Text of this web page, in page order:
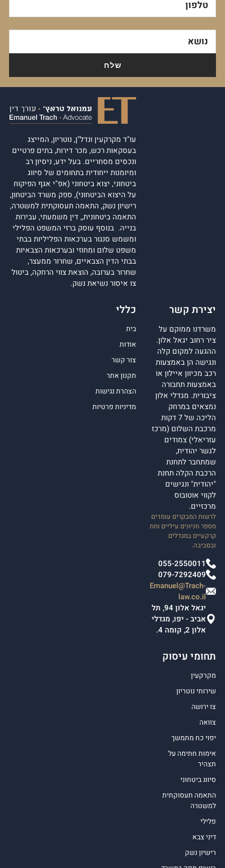
טלפון
נושא
עו"ד מקרקעין ונדל"ן, נוטריון, המייצג
בעסקאות רכש, מכר דירות, בתים פרטיים
ונכסים מסחריים. בעל ידע, ניסיון רב
ומיומנות ייחודית בתחומים של סיווג
ביטחוני, יצוא ביטחוני (אפ"י אגף הפיקוח
על היצוא הביטחוני), ספק משרד הביטחון,
רישיון נשק, התאמה תעסוקתית למשטרה,
התאמה ביטחונית,, דין משמעתי, עבירות
בנייה. בנוסף עוסק ברזי המשפט הפלילי
ומשמש סנגור בערכאות הפליליות בבתי
משפט שלום ומחוזי ובערכאות הצבאיות
בבתי הדין הצבאיים, שחרור ממעצר,
שחרור בערובה, הוצאת צווי הרחקה, ביטול
צו איסור נשיאת נשק.
יצירת קשר
משרדנו ממוקם על
ציר רחוב יגאל אלון.
ההגעה למקום קלה
ונגישה הן באמצעות
רכב מכיוון איילון או
באמצעות תחבורה
ציבורית. מגדלי אלון
נמצאים במרחק
הליכה של 7 דקות
מרכבת השלום (מרכז
עזריאלי) צמודים
לגשר יהודית,
שמתחבר לתחנת
הרכבת הקלה תחנת
"יהודית" ונגישים
לקווי אוטובוס
מרכזיים.
לרשות המבקרים עומדים
מספר חניונים עיליים ותת
קרקעיים במגדלים
ובסביבה.
055-2550011
079-7292409
Emanuel@Trach-
law.co.il
יגאל אלון 94, תל
אביב - יפו, מגדלי
אלון 2, קומה 4.
כללי
בית
אודות
צור קשר
תקנון אתר
הצהרת נגישות
מדיניות פרטיות
תחומי עיסוק
מקרקעין
שירותי נוטריון
צו ירושה
צוואה
יפוי כח מתמשך
אימות חתימה על
תצהיר
סיווג ביטחוני
התאמה תעסוקתית
למשטרה
פלילי
דיני צבא
רישיון נשק